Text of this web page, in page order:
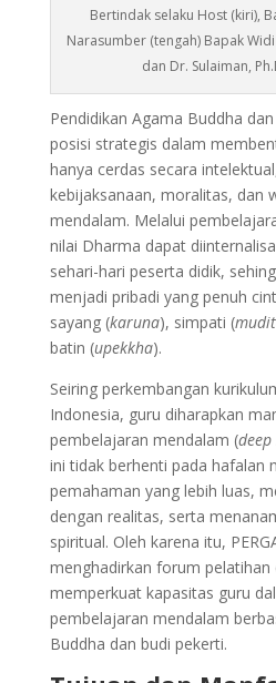
Bertindak selaku Host (kiri),
Narasumber (tengah) Bapak Widi
dan Dr. Sulaiman,
Pendidikan Agama Buddha
posisi strategis dalam
hanya cerdas secara
kebijaksanaan, moralitas, dan
mendalam. Melalui
nilai Dharma dapat
sehari-hari peserta didik,
menjadi pribadi yang penuh
sayang (karuna), simpati (
batin (upekkha).
Seiring perkembangan
Indonesia, guru diharapkan
pembelajaran mendalam (
ini tidak berhenti pada hafalan
pemahaman yang lebih luas,
dengan realitas, serta
spiritual. Oleh karena itu,
menghadirkan forum pelatihan
memperkuat kapasitas guru
pembelajaran mendalam
Buddha dan budi pekerti.